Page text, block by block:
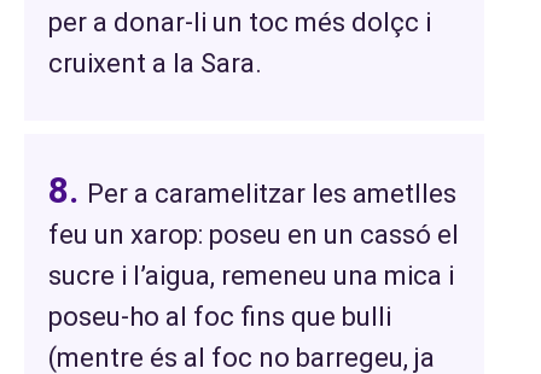
per a donar-li un toc més dolçc i
cruixent a la Sara.
Per a caramelitzar les ametlles
feu un xarop: poseu en un cassó el
sucre i l’aigua, remeneu una mica i
poseu-ho al foc fins que bulli
(mentre és al foc no barregeu, ja